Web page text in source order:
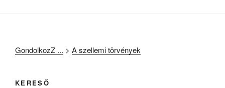
GondolkozZ ... > A szellemi törvények
KERESŐ